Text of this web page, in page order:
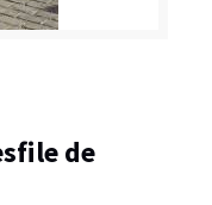
de